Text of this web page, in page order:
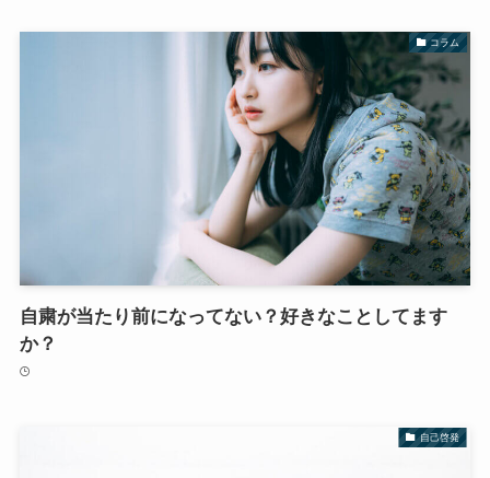
コラム
自粛が当たり前になってない？好きなことしてます
か？
自己啓発